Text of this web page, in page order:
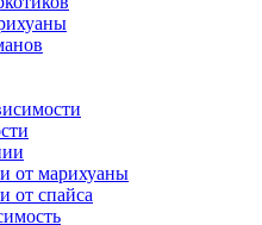
от марихуаны
от спайса